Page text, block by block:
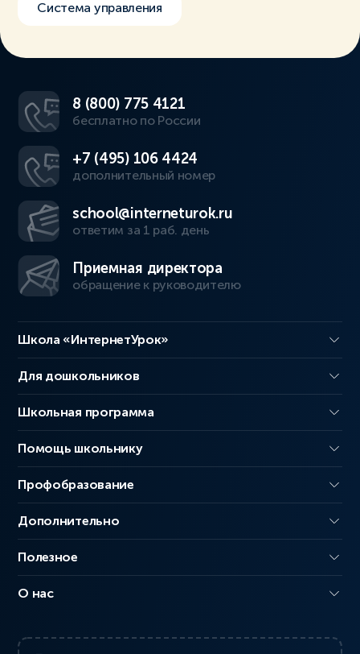
Система управления
8 (800) 775 4121
бесплатно по России
+7 (495) 106 4424
дополнительный номер
school@interneturok.ru
ответим за 1 раб. день
Приемная директора
обращение к руководителю
Школа «ИнтернетУрок»
Для дошкольников
Школьная программа
Помощь школьнику
Профобразование
Дополнительно
Полезное
О нас